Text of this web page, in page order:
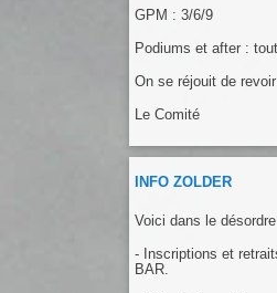
GPM : 3/6/9
Podiums et after :
On se réjouit de
Le Comité
INFO ZOLDER
Voici dans le
- Inscriptions et
BAR.